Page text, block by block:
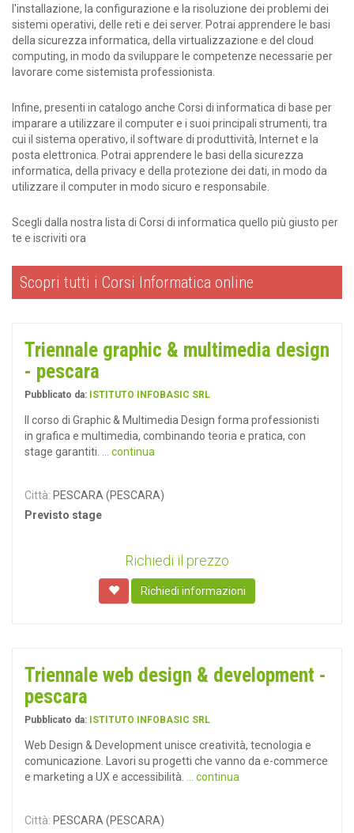
l'installazione, la configurazione e la risoluzione dei problemi dei
sistemi operativi, delle reti e dei server. Potrai apprendere le basi
della sicurezza informatica, della virtualizzazione e del cloud
computing, in modo da sviluppare le competenze necessarie per
lavorare come sistemista professionista.
Infine, presenti in catalogo anche Corsi di informatica di base per
imparare a utilizzare il computer e i suoi principali strumenti, tra
cui il sistema operativo, il software di produttività, Internet e la
posta elettronica. Potrai apprendere le basi della sicurezza
informatica, della privacy e della protezione dei dati, in modo da
utilizzare il computer in modo sicuro e responsabile.
Scegli dalla nostra lista di Corsi di informatica quello più giusto per
te e iscriviti ora
Scopri tutti i Corsi Informatica online
Triennale graphic & multimedia design
- pescara
Pubblicato da: ISTITUTO INFOBASIC SRL
Il corso di Graphic & Multimedia Design forma professionisti
in grafica e multimedia, combinando teoria e pratica, con
stage garantiti.
... continua
Città: PESCARA (PESCARA)
Previsto stage
Richiedi il prezzo
Richiedi informazioni
Triennale web design & development -
pescara
Pubblicato da: ISTITUTO INFOBASIC SRL
Web Design & Development unisce creatività, tecnologia e
comunicazione. Lavori su progetti che vanno da e-commerce
e marketing a UX e accessibilità.
... continua
Città: PESCARA (PESCARA)